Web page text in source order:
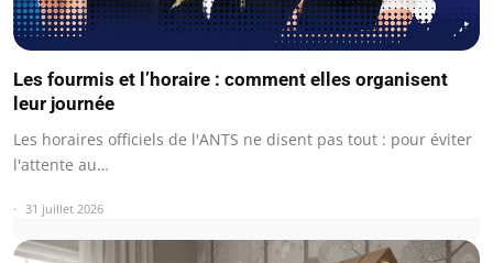
Les fourmis et l’horaire : comment elles organisent
leur journée
Les horaires officiels de l'ANTS ne disent pas tout : pour éviter
l'attente au…
31 juillet 2026